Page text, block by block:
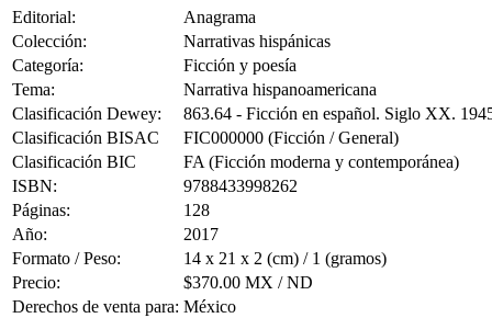
Editorial:
Anagrama
Colección:
Narrativas hispánicas
Categoría:
Ficción y poesía
Tema:
Narrativa hispanoamericana
Clasificación Dewey:
863.64 - Ficción en español. Siglo XX.
Clasificación BISAC
FIC000000 (Ficción / General)
Clasificación BIC
FA (Ficción moderna y contemporánea)
ISBN:
9788433998262
Páginas:
128
Año:
2017
Formato / Peso:
14 x 21 x 2 (cm) / 1 (gramos)
Precio:
$370.00 MX / ND
Derechos de venta para: México